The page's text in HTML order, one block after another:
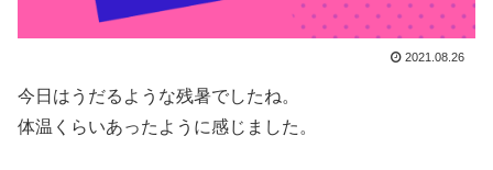
2021.08.26
今日はうだるような残暑でしたね。
体温くらいあったように感じました。